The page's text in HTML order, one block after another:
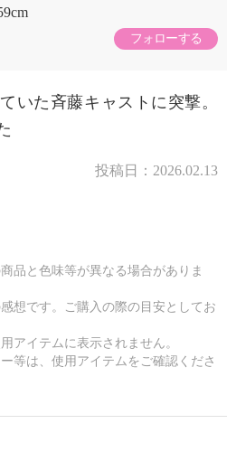
フォローする
いた斉藤キャストに突撃。
投稿日： 2026.02.13
品と色味等が異なる場合がありま
想です。ご購入の際の目安としてお
アイテムに表示されません。
等は、使用アイテムをご確認くださ